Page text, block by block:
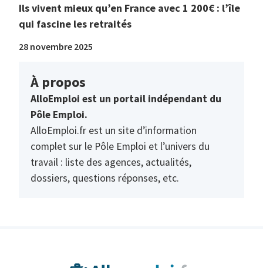
Ils vivent mieux qu’en France avec 1 200€ : l’île
qui fascine les retraités
28 novembre 2025
À propos
AlloEmploi est un portail indépendant du
Pôle Emploi.
AlloEmploi.fr est un site d’information
complet sur le Pôle Emploi et l’univers du
travail : liste des agences, actualités,
dossiers, questions réponses, etc.